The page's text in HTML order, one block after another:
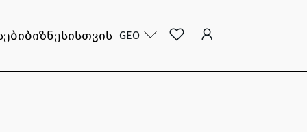
ბიზნესისთვის GEO